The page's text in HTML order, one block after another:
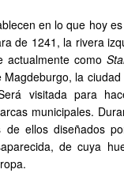
en lo que hoy
de 1241, la rivera
actualmente como
la
visitada para
municipales.
ellos diseñados
de cuya